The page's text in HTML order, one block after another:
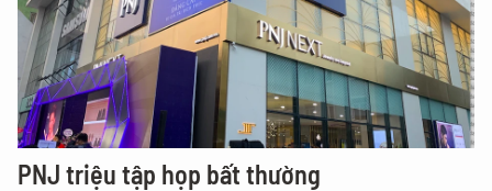
PNJ triệu tập họp bất thường